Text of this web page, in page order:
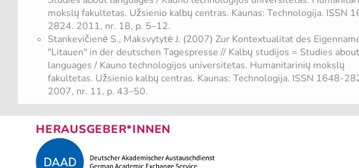
mokslų fakultetas. Užsienio kalbų centras. Kaunas: Technologija. ISSN
2824. 2011, nr. 18, p. 5–12.
Stankevičienė S., Maksvytytė J. (2007) Zur Kontextualitat des
"Litauen" in der deutschen Tagespresse // Kalbų studijos = Studies about
languages / Kauno technologijos universitetas. Humanitarinių mokslų
fakultetas. Užsienio kalbų centras. Kaunas: Technologija. ISSN 1648-
2007, nr. 11, p. 43–50.
HERAUSGEBER*INNEN